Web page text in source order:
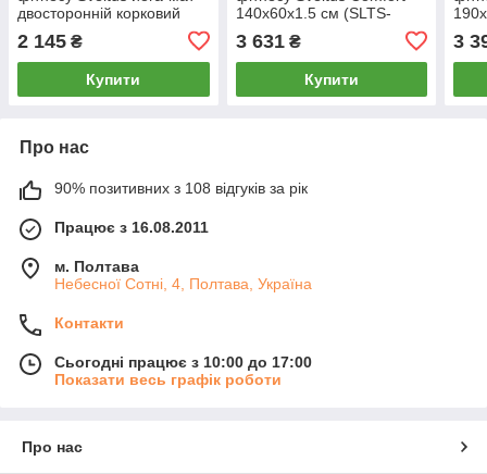
двосторонній корковий
1303)
2 145 ₴
Купити
140х60х1.5 см (SLTS-
3 631₴
Купити
3
Про нас
90% позитивних з 108 відгуків за рік
Працює з 16.08.2011
м. Полтава
Небесної Сотні, 4, Полтава, Україна
Контакти
Сьогодні працює з 10:00 до 17:00
Показати весь графік роботи
Про нас